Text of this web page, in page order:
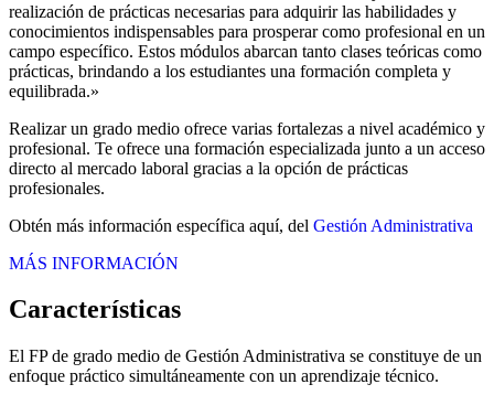
realización de prácticas necesarias para adquirir las habilidades y
conocimientos indispensables para prosperar como profesional en un
campo específico. Estos módulos abarcan tanto clases teóricas como
prácticas, brindando a los estudiantes una formación completa y
equilibrada.»
Realizar un grado medio ofrece varias fortalezas a nivel académico y
profesional. Te ofrece una formación especializada junto a un acceso
directo al mercado laboral gracias a la opción de prácticas
profesionales.
Obtén más información específica aquí, del Gestión Administrativa
MÁS INFORMACIÓN
Características
El FP de grado medio de Gestión Administrativa se constituye de un
enfoque práctico simultáneamente con un aprendizaje técnico.